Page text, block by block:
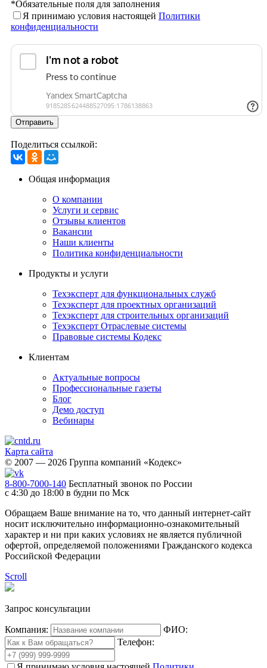
*Обязательные поля для заполнения
Я принимаю условия настоящей Политики
конфиденциальности
Отправить
Поделиться ссылкой:
Общая информация
О компании
Услуги и сервис
Отзывы клиентов
Вакансии
Наши клиенты
Политика конфиденциальности
Продукты и услуги
Техэксперт для функциональных служб
Техэксперт для проектных организаций
Техэксперт для строительных организаций
Техэксперт Отраслевые системы
Правовые системы Кодекс
Клиентам
Актуальные вопросы
Профессиональные газеты
Блог
Демо доступ
Вебинары
Карта сайта
© 2007 — 2026 Группа компаний «Кодекс»
8-800-7000-140 Бесплатный звонок по России
с 4:30 до 18:00 в будни по Мск
Обращаем Ваше внимание на то, что данный интернет-сайт
носит исключительно информационно-ознакомительный
характер и ни при каких условиях не является публичной
офертой, определяемой положениями Гражданского кодекса
Российской Федерации
Scroll
Запрос консультации
Компания:
ФИО:
Телефон: